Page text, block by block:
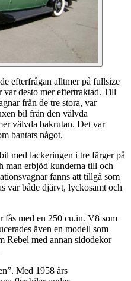
efterfrågan alltmer på fullsize
desto mer eftertraktad. Till
från de tre stora, var
bil från den välvda
välvda bakrutan. Det var
bantats något.
med lackeringen i tre färger på
man erbjöd kunderna till och
fanns att tillgå som
var både djärvt, lyckosamt och
fås med en 250 cu.in. V8 som
även en modell som
Rebel med annan sidodekor
Med 1958 års